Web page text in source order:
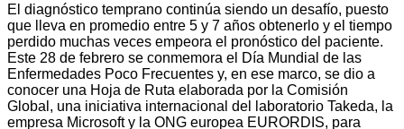
El diagnóstico temprano continúa siendo un desafío, puesto
que lleva en promedio entre 5 y 7 años obtenerlo y el tiempo
perdido muchas veces empeora el pronóstico del paciente.
Este 28 de febrero se conmemora el Día Mundial de las
Enfermedades Poco Frecuentes y, en ese marco, se dio a
conocer una Hoja de Ruta elaborada por la Comisión
Global, una iniciativa internacional del laboratorio Takeda, la
empresa Microsoft y la ONG europea EURORDIS, para